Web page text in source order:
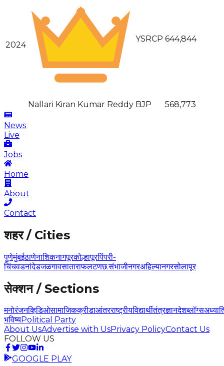
2024
YSRCP 644,844
Nallari Kiran Kumar Reddy BJP 568,773
News
Live
Jobs
Home
About
Contact
शहर / Cities
पुणेमुंबईठाणेनाशिकनागपूरकोल्हापूरपिंपरी-
चिंचवडनांदेडजळगावसाताराफलटणछ.संभाजीनगरअहिल्यानगरसोलापूर
सेक्शन / Sections
मनोरंजनव्हिडिओसामाजिकक्रीडाआंतरराष्ट्रीयविद्यार्थीतंत्रज्ञानदेशब्लॉग्स
भविष्यPolitical Party
About UsAdvertise with UsPrivacy PolicyContact Us
FOLLOW US
GOOGLE PLAY